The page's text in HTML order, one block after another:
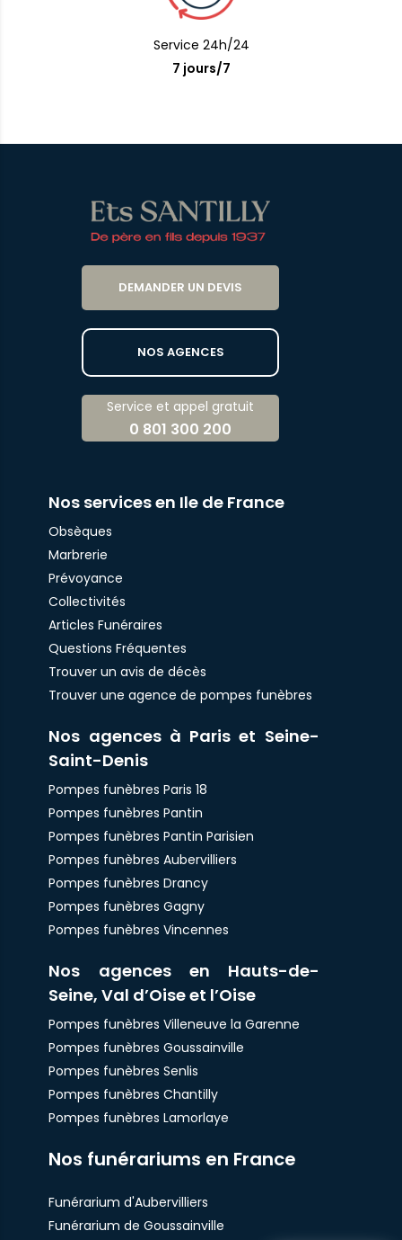
Service 24h/24
7 jours/7
DEMANDER UN DEVIS
NOS AGENCES
Service et appel gratuit
0 801 300 200
Nos services en Ile de France
Obsèques
Marbrerie
Prévoyance
Collectivités
Articles Funéraires
Questions Fréquentes
Trouver un avis de décès
Trouver une agence de pompes funèbres
Nos agences à Paris et Seine-
Saint-Denis
Pompes funèbres Paris 18
Pompes funèbres Pantin
Pompes funèbres Pantin Parisien
Pompes funèbres Aubervilliers
Pompes funèbres Drancy
Pompes funèbres Gagny
Pompes funèbres Vincennes
Nos agences en Hauts-de-
Seine, Val d’Oise et l’Oise
Pompes funèbres Villeneuve la Garenne
Pompes funèbres Goussainville
Pompes funèbres Senlis
Pompes funèbres Chantilly
Pompes funèbres Lamorlaye
Nos funérariums en France
Funérarium d'Aubervilliers
Funérarium de Goussainville